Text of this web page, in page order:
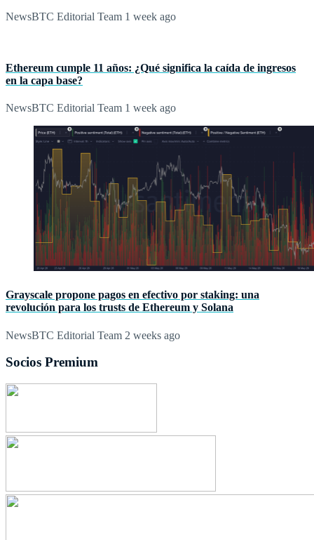
NewsBTC Editorial Team 1 week ago
Ethereum cumple 11 años: ¿Qué significa la caída de ingresos
en la capa base?
NewsBTC Editorial Team 1 week ago
Grayscale propone pagos en efectivo por staking: una
revolución para los trusts de Ethereum y Solana
NewsBTC Editorial Team 2 weeks ago
Socios Premium